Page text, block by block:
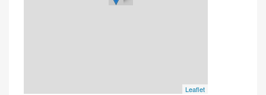
Leaflet